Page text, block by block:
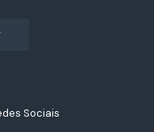
Sociais